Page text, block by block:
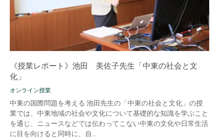
《授業レポート》池田 美佐子先生「中東の社会と文
化」
オンライン授業
中東の国際問題を考える 池田先生の「中東の社会と文化」の授
業では、中東地域の社会や文化について基礎的な知識を学ぶこと
を通じ、ニュースなどでは伝わってこない中東の文化や日常生活
に目を向けると同時に、自...